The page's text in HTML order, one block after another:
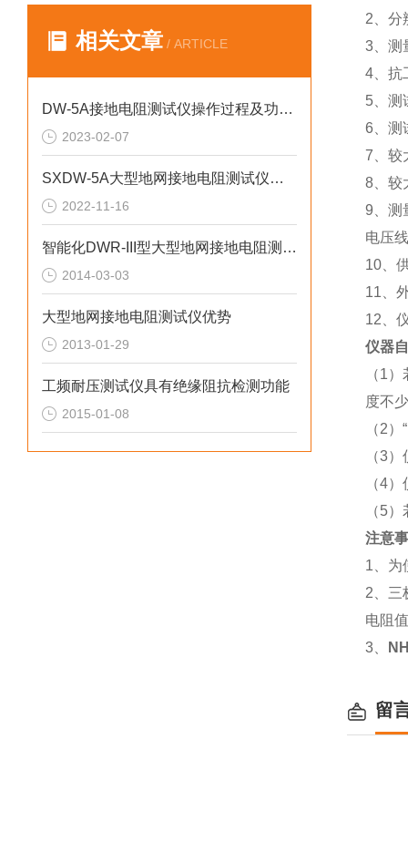
相关文章 / ARTICLE
DW-5A接地电阻测试仪操作过程及功能说明
2023-02-07
SXDW-5A大型地网接地电阻测试仪的测试原理和使用注意事项
2022-11-16
智能化DWR-III型大型地网接地电阻测试仪特点
2014-03-03
大型地网接地电阻测试仪优势
2013-01-29
工频耐压测试仪具有绝缘阻抗检测功能
2015-01-08
2、分
3、测
4、抗
5、测
6、测
7、较
8、较
9、测
电压
10、
11、
12、
仪器
（1
度不
（2
（3
（4
（5
注意
1、为
2、三
电阻
3、
留